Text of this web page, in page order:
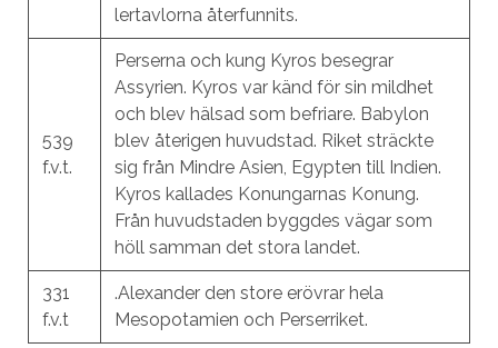
lertavlorna återfunnits.
539
f.v.t.
Perserna och kung Kyros besegrar
Assyrien. Kyros var känd för sin mildhet
och blev hälsad som befriare. Babylon
blev återigen huvudstad. Riket sträckte
sig från Mindre Asien, Egypten till Indien.
Kyros kallades Konungarnas Konung.
Från huvudstaden byggdes vägar som
höll samman det stora landet.
331
f.v.t
.Alexander den store erövrar hela
Mesopotamien och Perserriket.